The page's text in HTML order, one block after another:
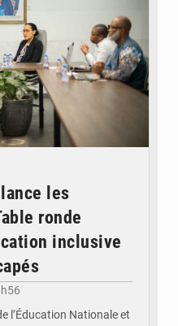
les
ronde
inclusive
l’Éducation Nationale et